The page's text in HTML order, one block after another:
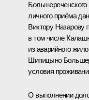
личного приёма
Виктору Назарову
в том числе
из аварийного
Шипицыно
условия
О выполнении